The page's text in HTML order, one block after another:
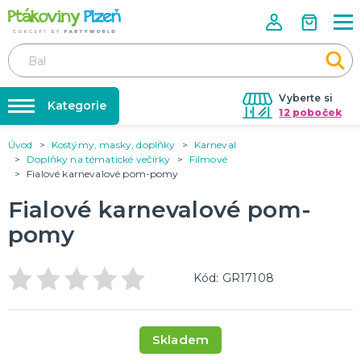
Vyberte si
12 poboček
Půjčovna kostýmů
Párty výzdoba na klíč
Nafukování balónků
Prodejny
Párty Blog
Kategorie
KOSTÝMY, MASKY, DOPLŇKY
Kostýmy do páru
Halloween
KARNEVALOVÉ KOSTÝMY
PÁRTY VÝZDOBA
Narozeninové oslavy
Úvod Kostýmy, masky, doplňky
Karneval
Doplňky na tématické večírky
Filmové
Fialové karnevalové pom-pomy
Fialové karnevalové pom-
pomy
Kód: GR17108
Skladem